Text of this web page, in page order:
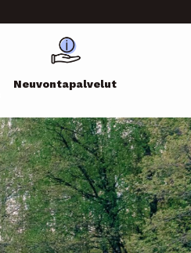
Neuvontapalvelut